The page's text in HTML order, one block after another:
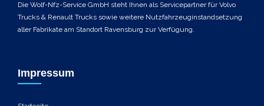
Die Wolf-Nfz-Service GmbH steht Ihnen als Servicepartner für Volvo
Trucks & Renault Trucks sowie weitere Nutzfahrzeuginstandsetzung
aller Fabrikate am Standort Ravensburg zur Verfügung.
Impressum